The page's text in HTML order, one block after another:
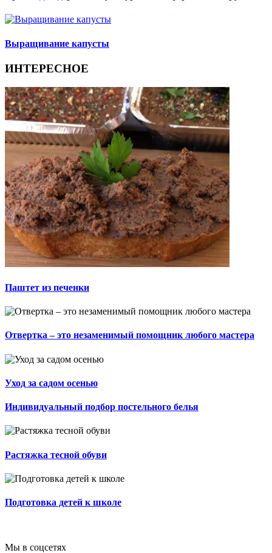
Выращивание капусты
ИНТЕРЕСНОЕ
Паштет из печенки
Отвертка – это незаменимый помощник любого мастера
Уход за садом осенью
Индивидуальный подбор постельного белья
Растяжка тесной обуви
Подготовка детей к школе
Мы в соцсетях